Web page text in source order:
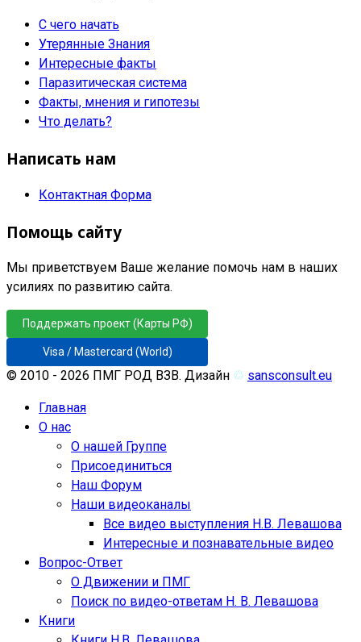
С чего начать
Утерянные Знания
Интересные факты
Паразитическая система
Факты, мнения и гипотезы
Что делать?
Написать нам
Контактная Форма
Помощь сайту
Мы приветствуем Ваше желание помочь нам в наших
усилиях по развитию сайта.
Поддержать проект (Карты РФ)
Visa / Mastercard (World)
© 2010 - 2026 ПМГ РОД ВЗВ. Дизайн ♲ sansconsult.eu
Главная
О нас
О нашей Группе
Присоединиться
Наш Форум
Наши видеоканалы
Все видео выступления Н.В. Левашова
Интересные и познавательные видео
Вопрос-Ответ
О Движении и ПМГ
Поиск по видео-ответам Н. В. Левашова
Книги